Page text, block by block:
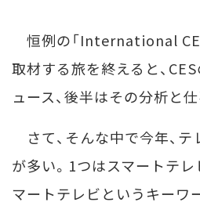
恒例の「International
取材する旅を終えると、
ュース、後半はその分析と
さて、そんな中で今年、
が多い。1つはスマートテ
マートテレビというキーワ